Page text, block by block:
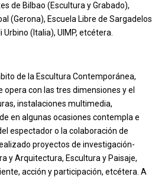
de Bilbao (Escultura y Grabado),
(Gerona), Escuela Libre de Sargadelos
(Italia), UIMP, etcétera.
de la Escultura Contemporánea,
con las tres dimensiones y el
instalaciones multimedia,
en algunas ocasiones contempla e
espectador o la colaboración de
proyectos de investigación-
y Arquitectura, Escultura y Paisaje,
acción y participación, etcétera. A